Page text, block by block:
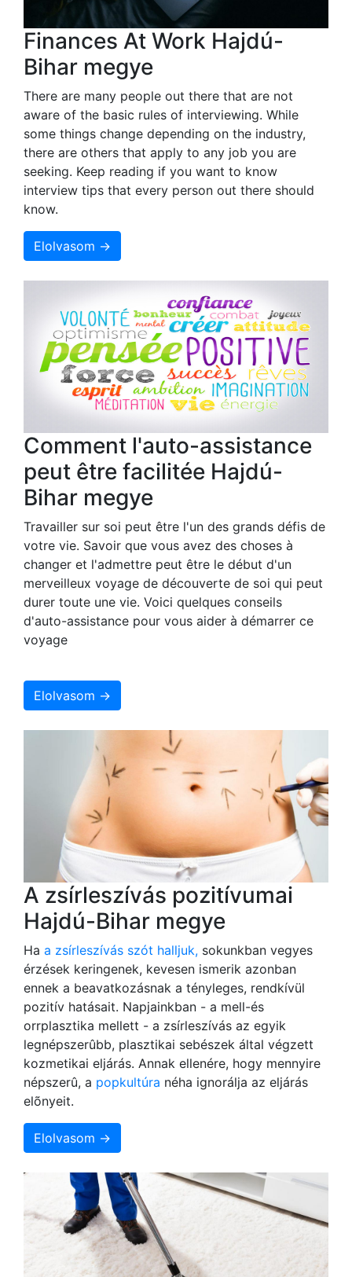
Finances At Work Hajdú-
Bihar megye
There are many people out there that are not
aware of the basic rules of interviewing. While
some things change depending on the industry,
there are others that apply to any job you are
seeking. Keep reading if you want to know
interview tips that every person out there should
know.
Elolvasom →
Comment l'auto-assistance
peut être facilitée Hajdú-
Bihar megye
Travailler sur soi peut être l'un des grands défis de
votre vie. Savoir que vous avez des choses à
changer et l'admettre peut être le début d'un
merveilleux voyage de découverte de soi qui peut
durer toute une vie. Voici quelques conseils
d'auto-assistance pour vous aider à démarrer ce
voyage
Elolvasom →
A zsírleszívás pozitívumai
Hajdú-Bihar megye
Ha a zsírleszívás szót halljuk, sokunkban vegyes
érzések keringenek, kevesen ismerik azonban
ennek a beavatkozásnak a tényleges, rendkívül
pozitív hatásait. Napjainkban - a mell-és
orrplasztika mellett - a zsírleszívás az egyik
legnépszerûbb, plasztikai sebészek által végzett
kozmetikai eljárás. Annak ellenére, hogy mennyire
népszerû, a popkultúra néha ignorálja az eljárás
elõnyeit.
Elolvasom →